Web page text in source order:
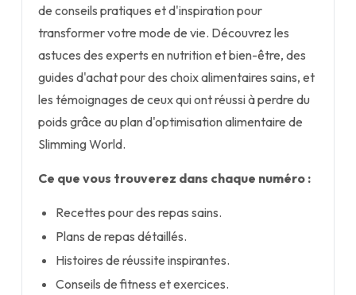
de conseils pratiques et d'inspiration pour
transformer votre mode de vie. Découvrez les
astuces des experts en nutrition et bien-être, des
guides d'achat pour des choix alimentaires sains, et
les témoignages de ceux qui ont réussi à perdre du
poids grâce au plan d'optimisation alimentaire de
Slimming World.
Ce que vous trouverez dans chaque numéro :
Recettes pour des repas sains.
Plans de repas détaillés.
Histoires de réussite inspirantes.
Conseils de fitness et exercices.